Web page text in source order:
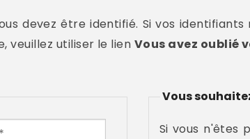
devez être identifié. Si vos
veuillez utiliser le lien Vous avez oublié
Vous
Si vous n'êtes